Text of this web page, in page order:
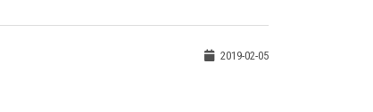
2019-02-05